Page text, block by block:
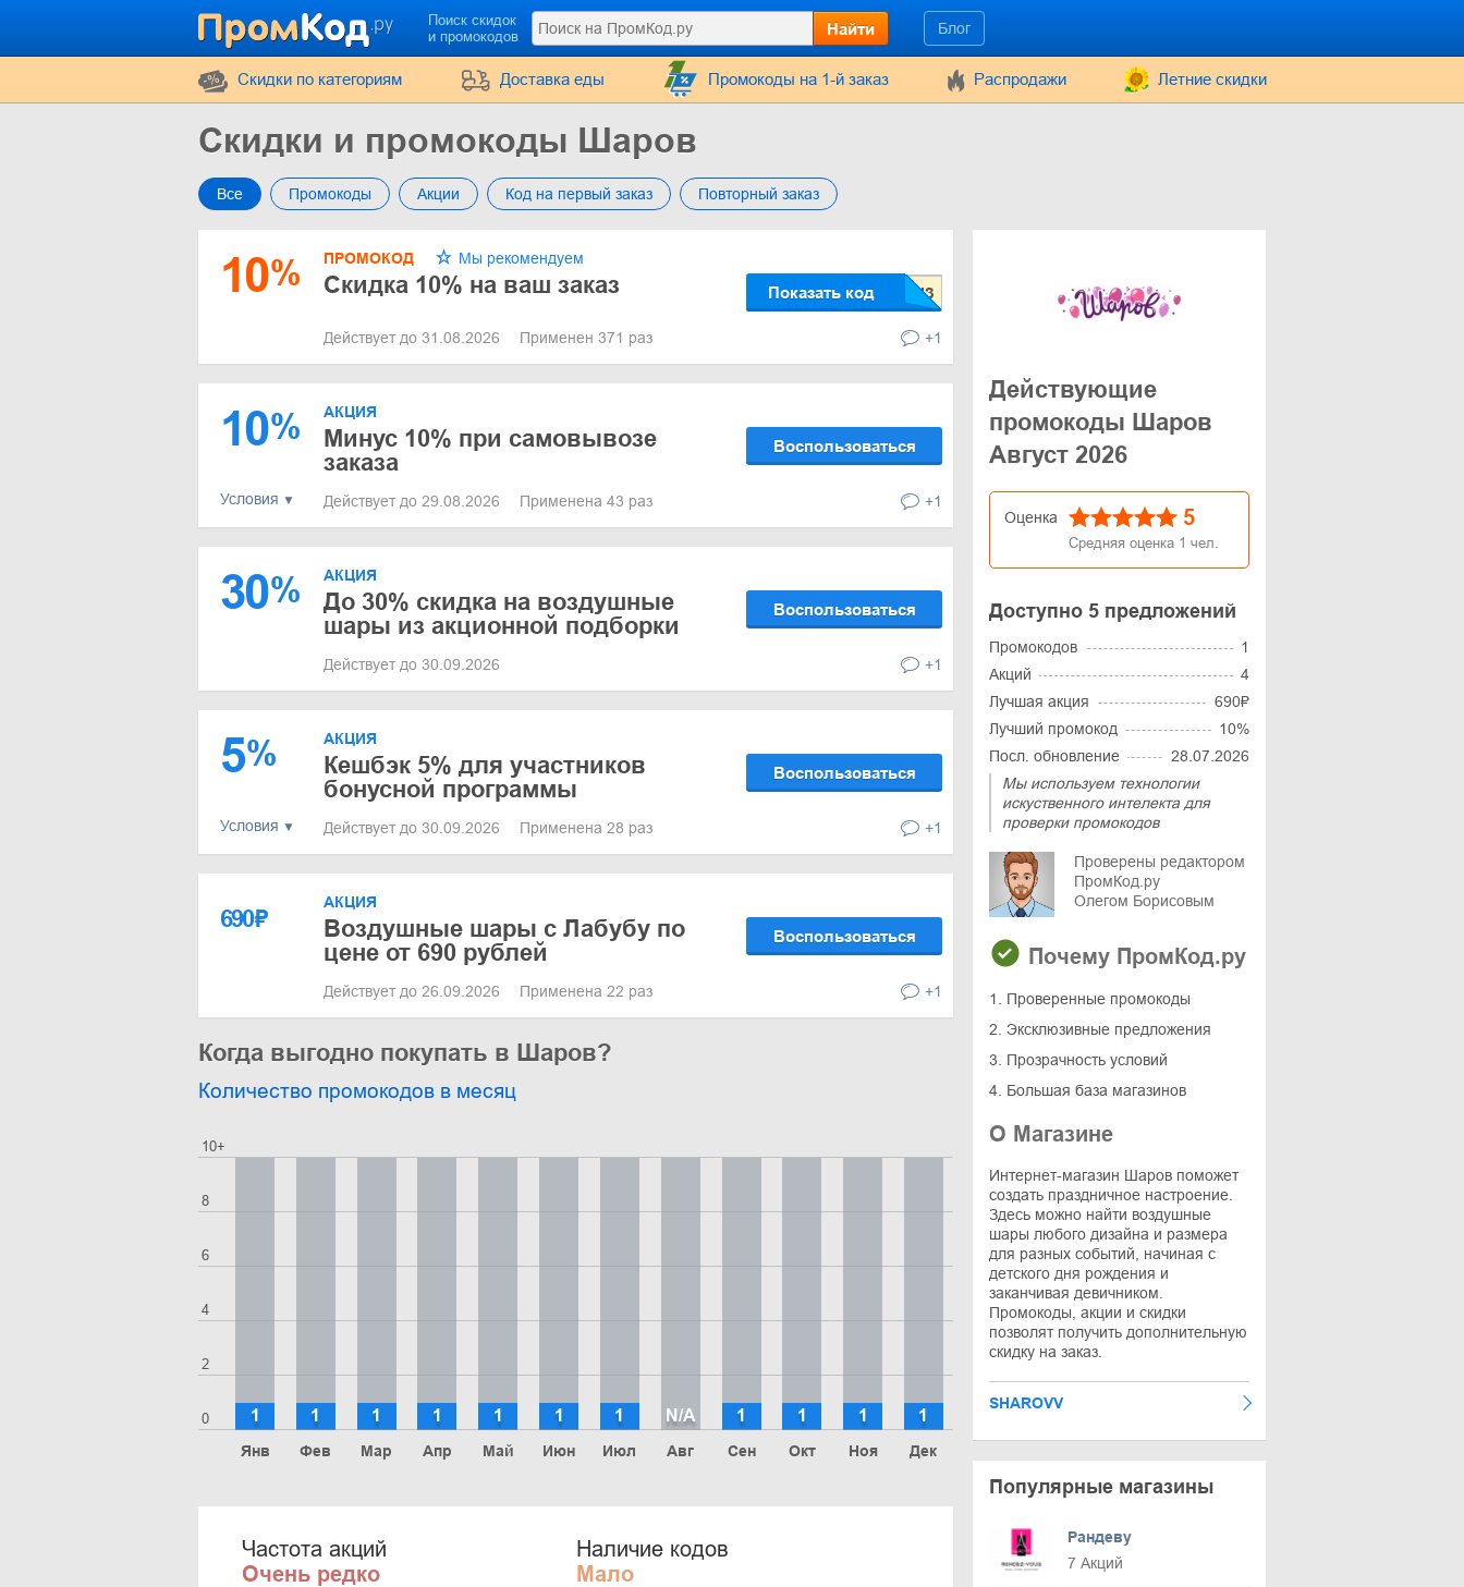
Поиск скидок
и промокодов
Найти Блог
Cкидки по категориям Доставка еды Промокоды на 1-й заказ Распродажи Летние скидки
Скидки и промокоды Шаров
Все Промокоды Акции Код на первый заказ Повторный заказ
10% ПРОМОКОД Мы рекомендуем
Скидка 10% на ваш заказ Показать код
Действует до 31.08.2026 Применен 371 раз +1
10%
Условия
АКЦИЯ
Минус 10% при самовывозе
заказа
Воспользоваться
Действует до 29.08.2026 Применена 43 раз +1
30% АКЦИЯ
До 30% скидка на воздушные
шары из акционной подборки
Воспользоваться
Действует до 30.09.2026 +1
5%
Условия
АКЦИЯ
Кешбэк 5% для участников
бонусной программы
Воспользоваться
Действует до 30.09.2026 Применена 28 раз +1
690₽
АКЦИЯ
Воздушные шары с Лабубу по
цене от 690 рублей
Воспользоваться
Действует до 26.09.2026 Применена 22 раз +1
Когда выгодно покупать в Шаров?
Количество промокодов в месяц
0
2
4
6
8
10+
Янв
1
Фев
1
Мар
1
Апр
1
Май
1
Июн
1
Июл
1
Авг
N/A
Сен
1
Окт
1
Ноя
1
Дек
1
Частота акций
Очень редко
Наличие кодов
Мало
Действующие
промокоды Шаров
Август 2026
Оценка 5
Средняя оценка 1 чел.
Доступно 5 предложений
Промокодов
1
Акций
4
Лучшая акция
690₽
Лучший промокод
10%
Посл. обновление
28.07.2026
Мы используем технологии
искуственного интелекта для
проверки промокодов
Проверены редактором
ПромКод.ру
Олегом Борисовым
Почему ПромКод.ру
1. Проверенные промокоды
2. Эксклюзивные предложения
3. Прозрачность условий
4. Большая база магазинов
О Магазине
Интернет-магазин Шаров поможет
создать праздничное настроение.
Здесь можно найти воздушные
шары любого дизайна и размера
для разных событий, начиная с
детского дня рождения и
заканчивая девичником.
Промокоды, акции и скидки
позволят получить дополнительную
скидку на заказ.
SHAROVV
Популярные магазины
Рандеву
7 Акций